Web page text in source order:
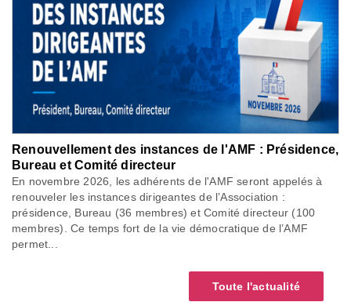
Renouvellement des instances de l'AMF : Présidence,
Bureau et Comité directeur
En novembre 2026, les adhérents de l'AMF seront appelés à
renouveler les instances dirigeantes de l’Association :
présidence, Bureau (36 membres) et Comité directeur (100
membres). Ce temps fort de la vie démocratique de l’AMF
permet...
Toute l'actualité